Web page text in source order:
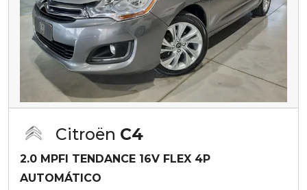
Citroën C4
2.0 MPFI TENDANCE 16V FLEX 4P
AUTOMÁTICO